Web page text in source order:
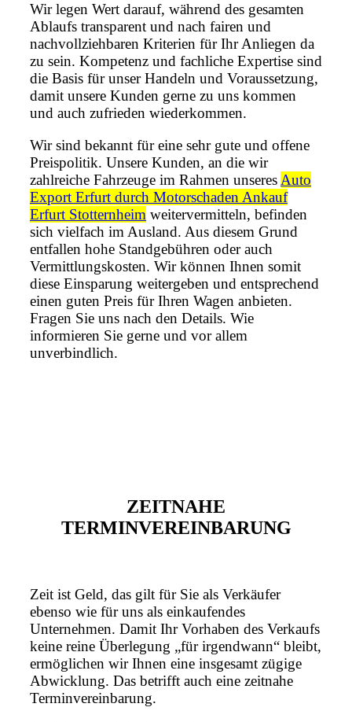
Wir legen Wert darauf, während des gesamten
Ablaufs transparent und nach fairen und
nachvollziehbaren Kriterien für Ihr Anliegen da
zu sein. Kompetenz und fachliche Expertise sind
die Basis für unser Handeln und Voraussetzung,
damit unsere Kunden gerne zu uns kommen
und auch zufrieden wiederkommen.
Wir sind bekannt für eine sehr gute und offene
Preispolitik. Unsere Kunden, an die wir
zahlreiche Fahrzeuge im Rahmen unseres Auto
Export Erfurt durch Motorschaden Ankauf
Erfurt Stotternheim weitervermitteln, befinden
sich vielfach im Ausland. Aus diesem Grund
entfallen hohe Standgebühren oder auch
Vermittlungskosten. Wir können Ihnen somit
diese Einsparung weitergeben und entsprechend
einen guten Preis für Ihren Wagen anbieten.
Fragen Sie uns nach den Details. Wie
informieren Sie gerne und vor allem
unverbindlich.
ZEITNAHE
TERMINVEREINBARUNG
Zeit ist Geld, das gilt für Sie als Verkäufer
ebenso wie für uns als einkaufendes
Unternehmen. Damit Ihr Vorhaben des Verkaufs
keine reine Überlegung „für irgendwann“ bleibt,
ermöglichen wir Ihnen eine insgesamt zügige
Abwicklung. Das betrifft auch eine zeitnahe
Terminvereinbarung.